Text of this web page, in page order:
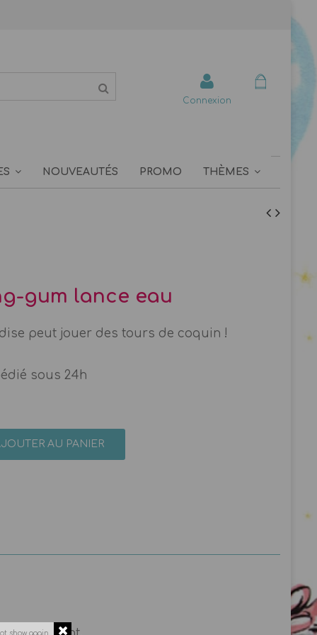
show again.
Connexion
NOUVEAUTÉS PROMO THÈMES
gum lance eau
peut jouer des tours de coquin !
sous 24h
AU PANIER